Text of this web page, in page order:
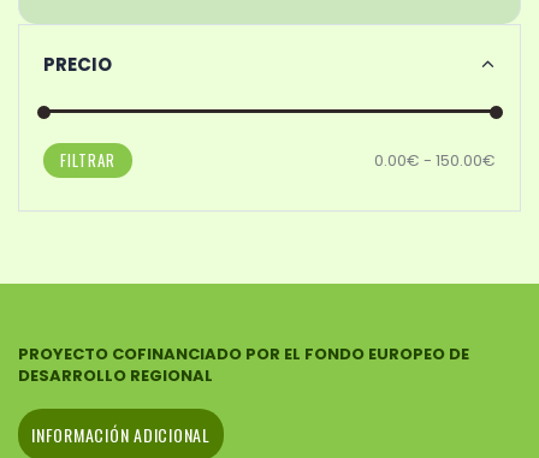
PRECIO
FILTRAR 0.00€ - 150.00€
PROYECTO COFINANCIADO POR EL FONDO EUROPEO DE
DESARROLLO REGIONAL
INFORMACIÓN ADICIONAL